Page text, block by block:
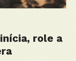
role a